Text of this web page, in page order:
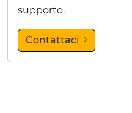
supporto.
Contattaci